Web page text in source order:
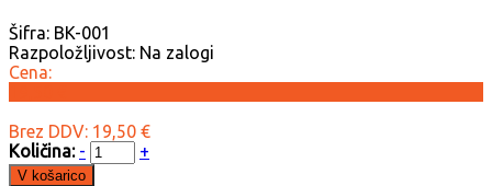
Šifra: BK-001
Razpoložljivost: Na zalogi
Cena:
Brez DDV: 19,50 €
Količina: - +